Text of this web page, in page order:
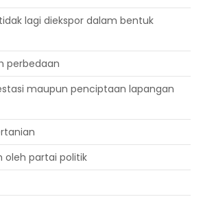
lagi diekspor dalam bentuk
perbedaan
maupun penciptaan lapangan
oleh partai politik